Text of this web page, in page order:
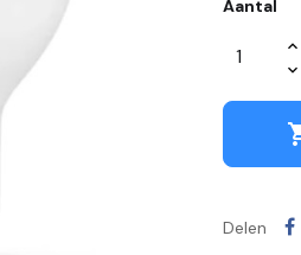
Aantal
Delen